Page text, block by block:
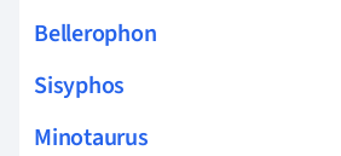
Bellerophon
Sisyphos
Minotaurus